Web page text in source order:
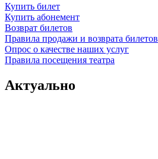
Купить билет
Купить абонемент
Возврат билетов
Правила продажи и возврата билетов
Опрос о качестве наших услуг
Правила посещения театра
Актуально